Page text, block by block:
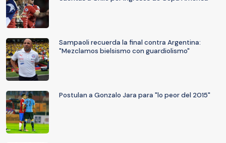
Sampaoli recuerda la final contra Argentina:
"Mezclamos bielsismo con guardiolismo"
Postulan a Gonzalo Jara para "lo peor del 2015"